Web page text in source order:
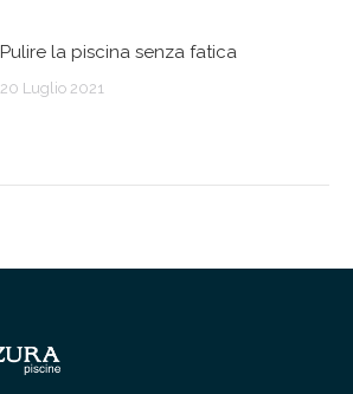
Pulire la piscina senza fatica
20 Luglio 2021